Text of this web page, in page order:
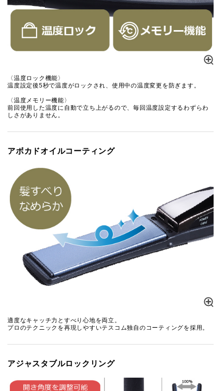
〈温度ロック機能〉
温度設定後5秒で温度がロックされ、使用中の温度変更を防ぎます。
〈温度メモリー機能〉
前回使用した温度に自動で立ち上がるので、毎回温度設定するわずらわ
しさがありません。
アボカドオイルコーティング
適度なキャッチ力とすべり心地を両立。
プロのテクニックを再現しやすいテスコム独自のコーティングを採用。
アジャスタブルロックリング